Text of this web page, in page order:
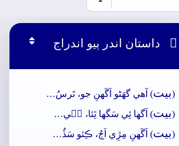
 داستان اندر ٻيو اندراج
(بيت) آھي گهَڻو اَگَهنِ جو، تَرسُ…
(بيت) اَگها ئِي سَگها ٿِئا، جٖي…
(بيت) اَگَهنِ مِڙِي اَڄُ، ڪِئو سَڏُ…